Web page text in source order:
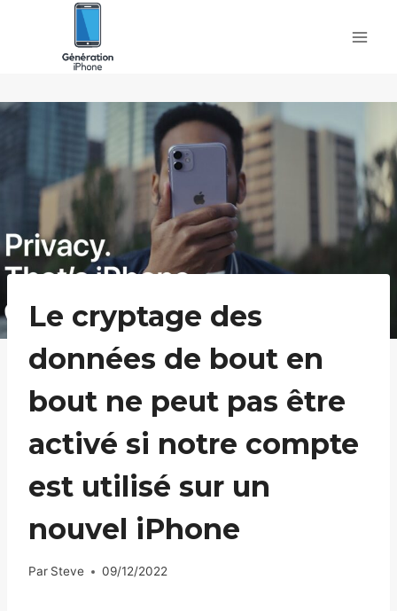
Le cryptage des
données de bout en
bout ne peut pas être
activé si notre compte
est utilisé sur un
nouvel iPhone
Par Steve 09/12/2022